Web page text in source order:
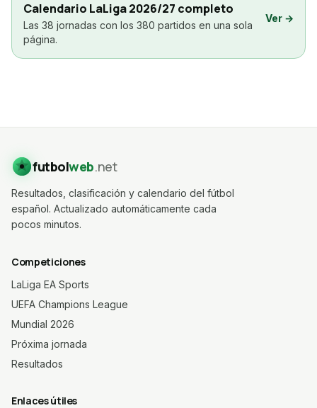
Calendario LaLiga 2026/27 completo
Las 38 jornadas con los 380 partidos en una sola
página.
Ver →
futbolweb.net
Resultados, clasificación y calendario del fútbol
español. Actualizado automáticamente cada
pocos minutos.
Competiciones
LaLiga EA Sports
UEFA Champions League
Mundial 2026
Próxima jornada
Resultados
Enlaces útiles